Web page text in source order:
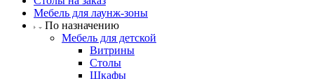
Мебель для лаунж-зоны
По назначению
Мебель для детской
Витрины
Столы
Шкафы